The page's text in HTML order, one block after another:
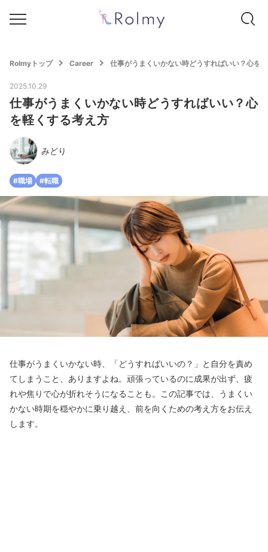
Rolmyトップ Career 仕事がうまくいかない時どうすればいい？心を
2025.10.29
仕事がうまくいかない時どうすればいい？心
を軽くする考え方
みどり
#職場 #転職
仕事がうまくいかない時、「どうすればいいの？」と自分を責め
てしまうこと、ありますよね。頑張っているのに成果が出ず、疲
れや焦りで心が折れそうになることも。この記事では、うまくい
かない時期を穏やかに乗り越え、前を向くための考え方をお伝え
します。